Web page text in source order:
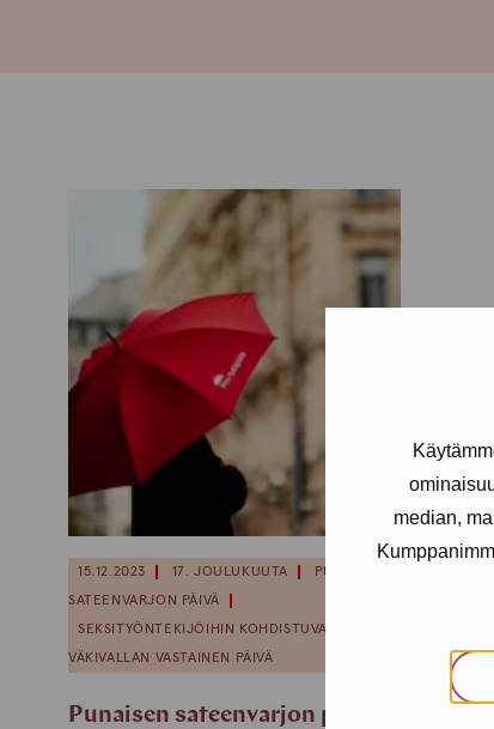
median,
15.12.2023 17. JOULUKUUTA
PUNAISEN
SATEENVARJON PÄIVÄ
SEKSITYÖNTEKIJÖIHIN KOHDISTUVAN
VÄKIVALLAN VASTAINEN PÄIVÄ
Punaisen sateenvarjon päivä